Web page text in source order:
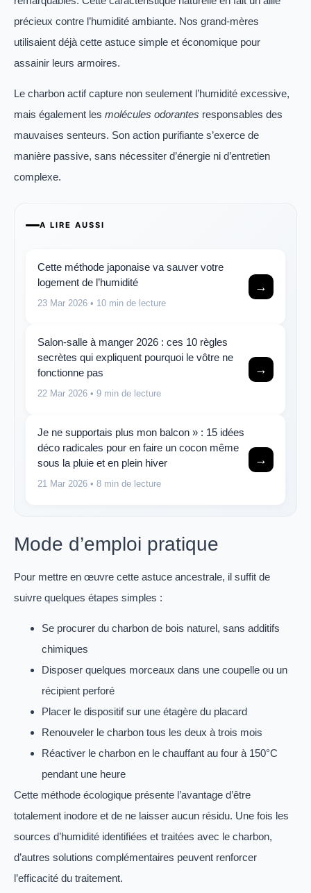
précieux contre l’humidité ambiante. Nos grand-mères
utilisaient déjà cette astuce simple et économique pour
assainir leurs armoires.
Le charbon actif capture non seulement l’humidité excessive,
mais également les molécules odorantes responsables des
mauvaises senteurs. Son action purifiante s’exerce de
manière passive, sans nécessiter d’énergie ni d’entretien
complexe.
A LIRE AUSSI
Cette méthode japonaise va sauver votre
logement de l’humidité
23 Mar 2026 • 10 min de lecture
→
Salon-salle à manger 2026 : ces 10 règles
secrètes qui expliquent pourquoi le vôtre ne
fonctionne pas
22 Mar 2026 • 9 min de lecture
→
Je ne supportais plus mon balcon » : 15 idées
déco radicales pour en faire un cocon même
sous la pluie et en plein hiver
21 Mar 2026 • 8 min de lecture
→
Mode d’emploi pratique
Pour mettre en œuvre cette astuce ancestrale, il suffit de
suivre quelques étapes simples :
Se procurer du charbon de bois naturel, sans additifs
chimiques
Disposer quelques morceaux dans une coupelle ou un
récipient perforé
Placer le dispositif sur une étagère du placard
Renouveler le charbon tous les deux à trois mois
Réactiver le charbon en le chauffant au four à 150°C
pendant une heure
Cette méthode écologique présente l’avantage d’être
totalement inodore et de ne laisser aucun résidu. Une fois les
sources d’humidité identifiées et traitées avec le charbon,
d’autres solutions complémentaires peuvent renforcer
l’efficacité du traitement.